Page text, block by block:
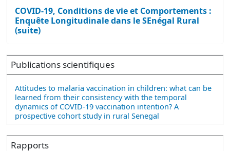
COVID-19, Conditions de vie et Comportements :
Enquête Longitudinale dans le SEnégal Rural
(suite)
Publications scientifiques
Attitudes to malaria vaccination in children: what can be
learned from their consistency with the temporal
dynamics of COVID-19 vaccination intention? A
prospective cohort study in rural Senegal
Rapports